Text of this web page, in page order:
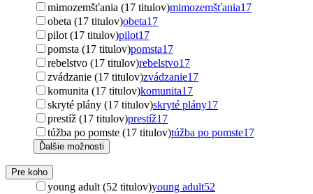
mimozemšťania (17 titulov)mimozemšťania17
obeta (17 titulov)obeta17
pilot (17 titulov)pilot17
pomsta (17 titulov)pomsta17
rebelstvo (17 titulov)rebelstvo17
zvádzanie (17 titulov)zvádzanie17
komunita (17 titulov)komunita17
skryté plány (17 titulov)skryté plány17
prestíž (17 titulov)prestíž17
túžba po pomste (17 titulov)túžba po pomste17
Ďalšie možnosti
Pre koho
young adult (52 titulov)young adult52